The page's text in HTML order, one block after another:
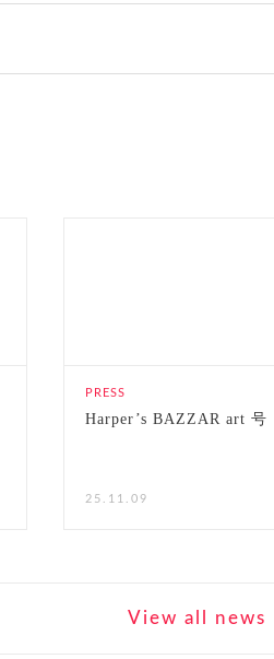
PRESS
Harper’s BAZZAR art 号
25.11.09
View all news